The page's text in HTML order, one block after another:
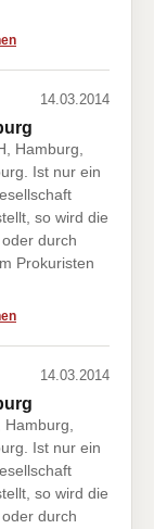
14.03.2014
Hamburg,
Ist nur ein
so wird die
durch
Prokuristen
14.03.2014
Ist nur ein
so wird die
durch